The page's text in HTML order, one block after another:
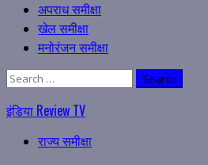
अपराध समीक्षा
खेल समीक्षा
मनोरंजन समीक्षा
Search
इंडिया Review TV
राज्य समीक्षा